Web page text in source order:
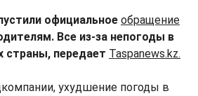
официальное обращение
Все из-за непогоды в
страны, передает Taspanews.kz.
ухудшение погоды в